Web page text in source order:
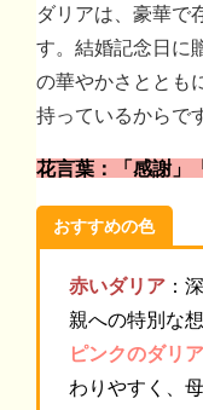
ダリアは、豪華で
す。結婚記念日に
の華やかさととも
持っているからで
花言葉：「感謝」
おすすめの色
赤いダリア ：
親への特別な
ピンクのダリア
わりやすく、